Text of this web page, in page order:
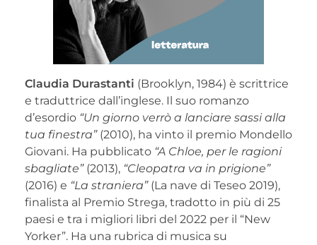
Claudia Durastanti (Brooklyn, 1984) è scrittrice
e traduttrice dall’inglese. Il suo romanzo
d’esordio “Un giorno verrò a lanciare sassi alla
tua finestra”(2010), ha vinto il premio Mondello
Giovani. Ha pubblicato “A Chloe, per le ragioni
sbagliate” (2013), “Cleopatra va in prigione”
(2016) e “La straniera”(La nave di Teseo 2019),
finalista al Premio Strega, tradotto in più di 25
paesi e tra i migliori libri del 2022 per il “New
Yorker”. Ha una rubrica di musica su